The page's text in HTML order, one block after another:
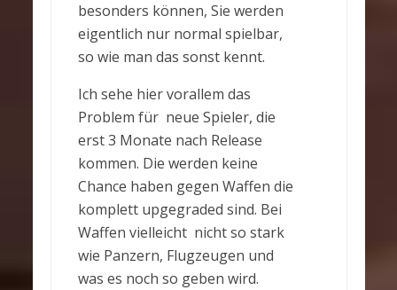
besonders können, Sie werden
eigentlich nur normal spielbar,
so wie man das sonst kennt.
Ich sehe hier vorallem das
Problem für neue Spieler, die
erst 3 Monate nach Release
kommen. Die werden keine
Chance haben gegen Waffen die
komplett upgegraded sind. Bei
Waffen vielleicht nicht so stark
wie Panzern, Flugzeugen und
was es noch so geben wird.